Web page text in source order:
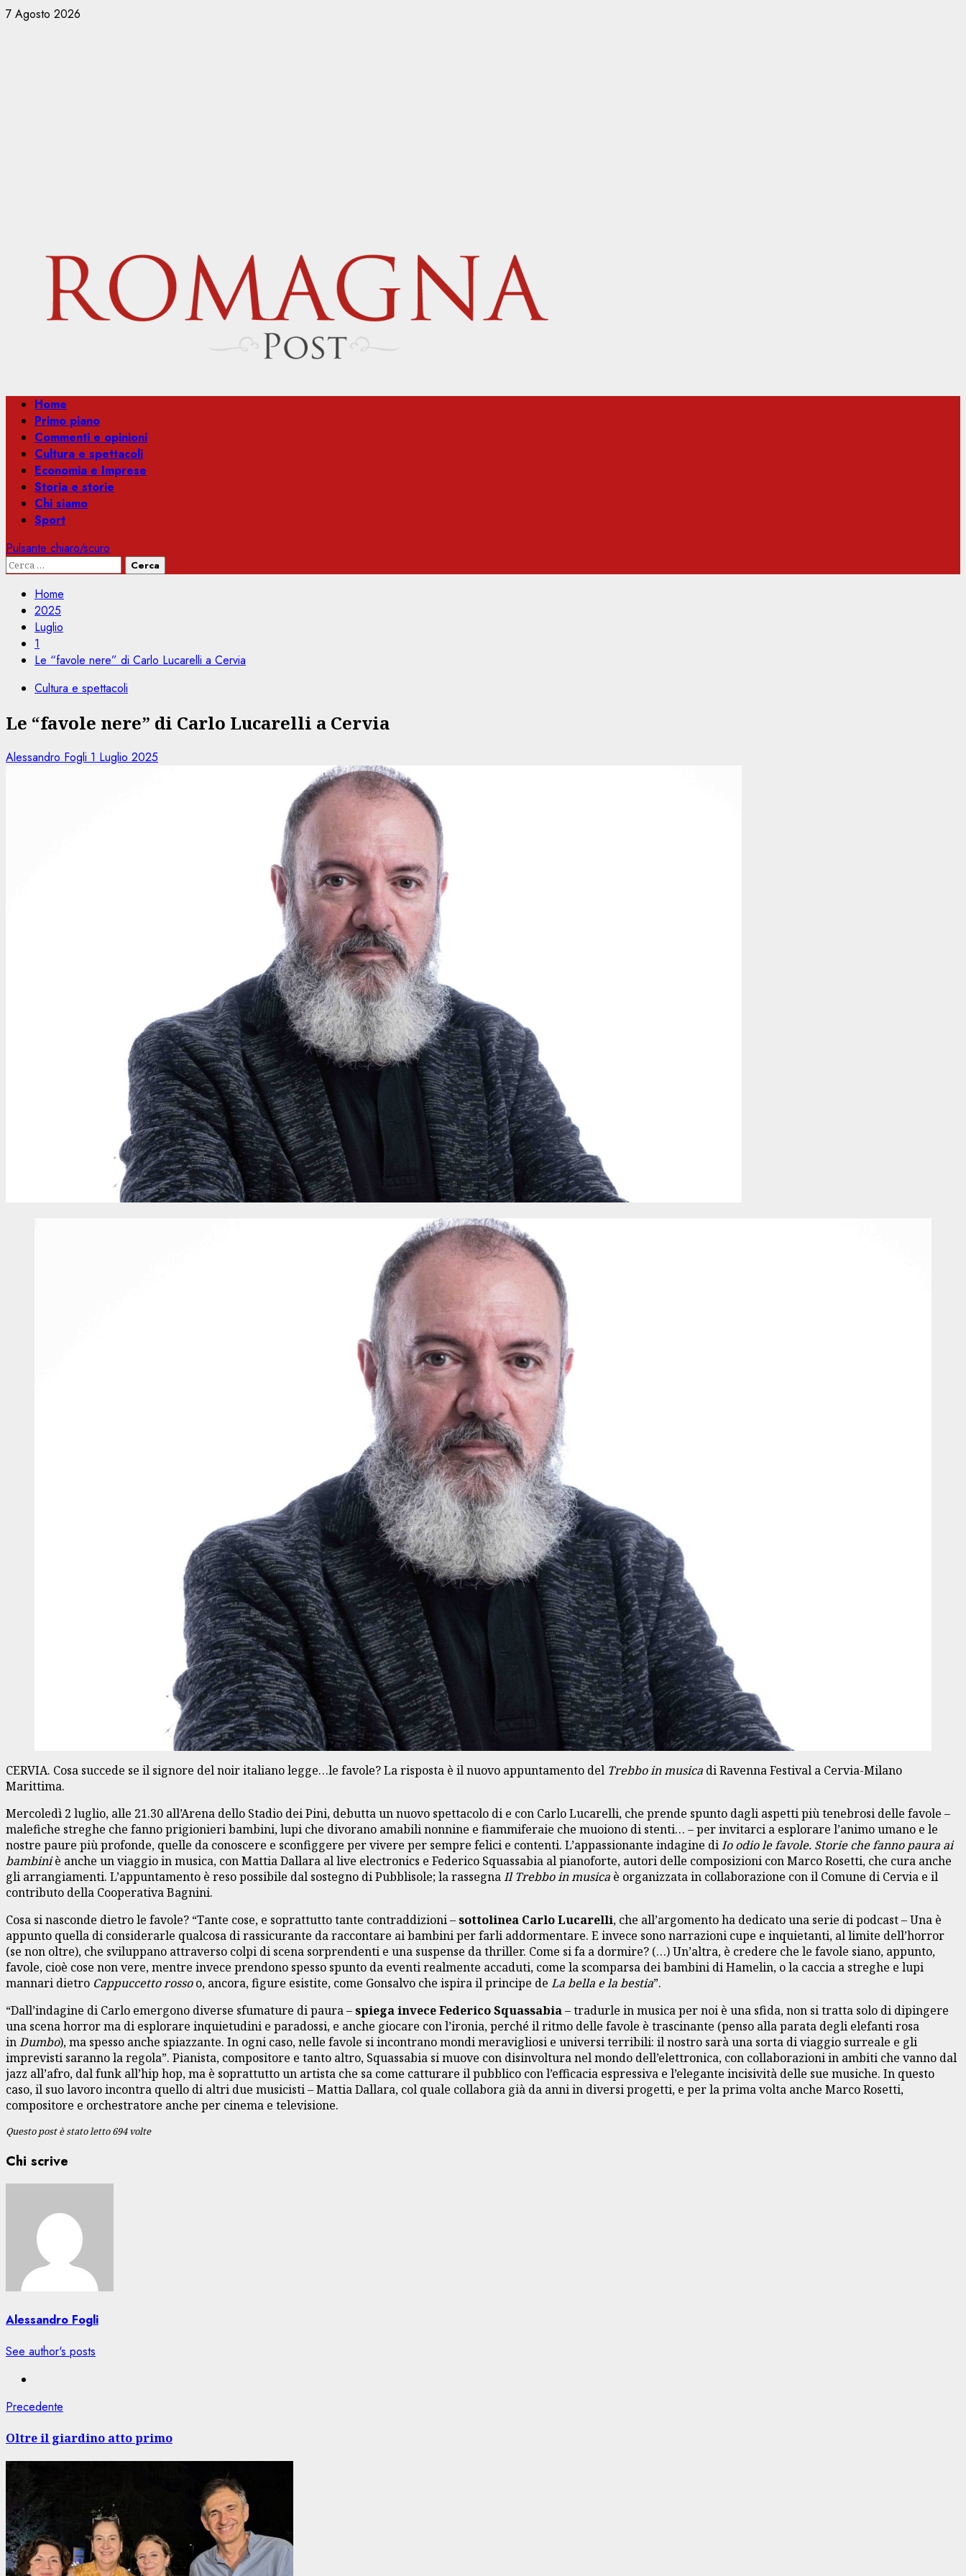
Vai
7 Agosto 2026
Menu
principale
Home
Primo piano
Commenti e opinioni
Cultura e spettacoli
Economia e Imprese
Storia e storie
Chi siamo
Sport
Pulsante chiaro/scuro
Ricerca
Home
2025
Luglio
1
Le “favole nere” di Carlo Lucarelli a Cervia
Cultura e spettacoli
Le “favole nere” di Carlo Lucarelli a Cervia
Alessandro Fogli 1 Luglio 2025
CERVIA. Cosa succede se il signore del noir italiano legge…le favole? La risposta è il nuovo appuntamento del Trebbo in musica di Ravenna Festival a Cervia-Milano
Marittima.
Mercoledì 2 luglio, alle 21.30 all’Arena dello Stadio dei Pini, debutta un nuovo spettacolo di e con Carlo Lucarelli, che prende spunto dagli aspetti più tenebrosi delle favole –
malefiche streghe che fanno prigionieri bambini, lupi che divorano amabili nonnine e fiammiferaie che muoiono di stenti… – per invitarci a esplorare l’animo umano e le
nostre paure più profonde, quelle da conoscere e sconfiggere per vivere per sempre felici e contenti. L’appassionante indagine diIo odio le favole. Storie che fanno paura ai
bambiniè anche un viaggio in musica, con Mattia Dallara al live electronics e Federico Squassabia al pianoforte, autori delle composizioni con Marco Rosetti, che cura anche
gli arrangiamenti. L’appuntamento è reso possibile dal sostegno di Pubblisole; la rassegnaIl Trebbo in musica è organizzata in collaborazione con il Comune di Cervia e il
contributo della Cooperativa Bagnini.
Cosa si nasconde dietro le favole? “Tante cose, e soprattutto tante contraddizioni –sottolinea Carlo Lucarelli, che all’argomento ha dedicato una serie di podcast – Una è
appunto quella di considerarle qualcosa di rassicurante da raccontare ai bambini per farli addormentare. E invece sono narrazioni cupe e inquietanti, al limite dell’horror
(se non oltre), che sviluppano attraverso colpi di scena sorprendenti e una suspense da thriller. Come si fa a dormire? (…) Un’altra, è credere che le favole siano, appunto,
favole, cioè cose non vere, mentre invece prendono spesso spunto da eventi realmente accaduti, come la scomparsa dei bambini di Hamelin, o la caccia a streghe e lupi
mannari dietro Cappuccetto rossoo, ancora, figure esistite, come Gonsalvo che ispira il principe de La bella e la bestia”.
“Dall’indagine di Carlo emergono diverse sfumature di paura –spiega invece Federico Squassabia– tradurle in musica per noi è una sfida, non si tratta solo di dipingere
una scena horror ma di esplorare inquietudini e paradossi, e anche giocare con l’ironia, perché il ritmo delle favole è trascinante (penso alla parata degli elefanti rosa
inDumbo), ma spesso anche spiazzante. In ogni caso, nelle favole si incontrano mondi meravigliosi e universi terribili: il nostro sarà una sorta di viaggio surreale e gli
imprevisti saranno la regola”. Pianista, compositore e tanto altro, Squassabia si muove con disinvoltura nel mondo dell’elettronica, con collaborazioni in ambiti che vanno dal
jazz all’afro, dal funk all’hip hop, ma è soprattutto un artista che sa come catturare il pubblico con l’efficacia espressiva e l’elegante incisività delle sue musiche. In questo
caso, il suo lavoro incontra quello di altri due musicisti – Mattia Dallara, col quale collabora già da anni in diversi progetti, e per la prima volta anche Marco Rosetti,
compositore e orchestratore anche per cinema e televisione.
Questo post è stato letto 694 volte
Chi scrive
Alessandro Fogli
See author's posts
Navigazione
articolo
Precedente
Oltre il giardino atto primo